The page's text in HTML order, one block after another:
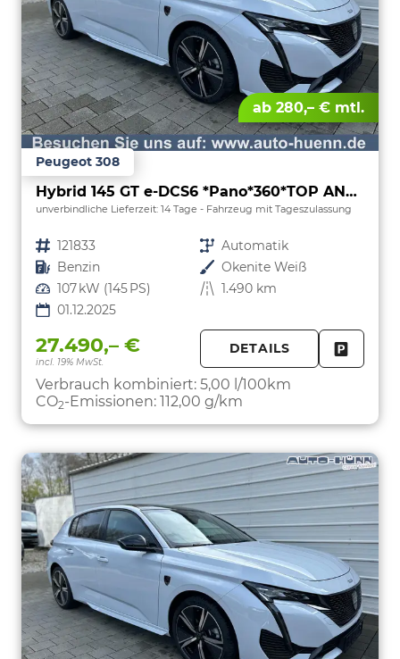
ab 280,– € mtl.
Peugeot 308
Hybrid 145 GT e-DCS6 *Pano*360*TOP ANGEBOT
unverbindliche Lieferzeit: 14 Tage Fahrzeug mit Tageszulassung
Fahrzeugnr. 121833 Getriebe Automatik
Kraftstoff Benzin Außenfarbe Okenite Weiß
Leistung 107 kW (145 PS) Kilometerstand 1.490 km
01.12.2025
27.490,– €
incl. 19% MwSt.
DETAILS
Verbrauch kombiniert: 5,00 l/100km
CO2-Emissionen: 112,00 g/km